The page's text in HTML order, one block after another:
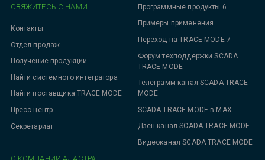
Программные продукты 6
Примеры применения
Переход на TRACE MODE 7
Форум техподдержки SCADA
TRACE MODE
Телеграмм-канал SCADA TRACE
MODE
SCADA TRACE MODE в MAX
Дзен-канал SCADA TRACE MODE
Видеоканал SCADA TRACE MODE
СВЯЖИТЕСЬ С НАМИ
Контакты
Отдел продаж
Получение продукции
Найти системного интегратора
Найти поставщика TRACE MODE
Пресс-центр
Секретариат